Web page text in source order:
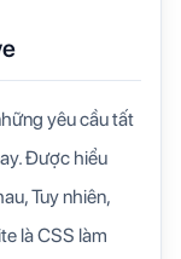
yêu cầu tất
Được hiểu
Tuy nhiên,
là CSS làm